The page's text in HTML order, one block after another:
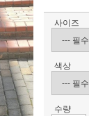
사이즈
색상
수량